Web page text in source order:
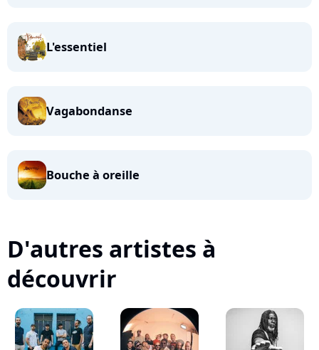
L'essentiel
Vagabondanse
Bouche à oreille
D'autres artistes à
découvrir